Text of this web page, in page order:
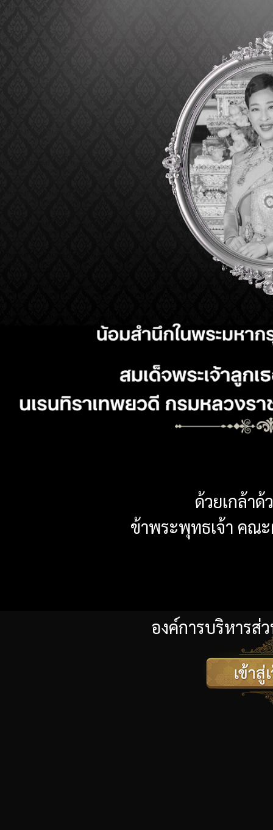
องค์การบริหารส่